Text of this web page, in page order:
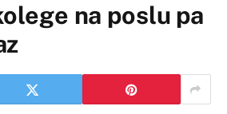
na poslu pa